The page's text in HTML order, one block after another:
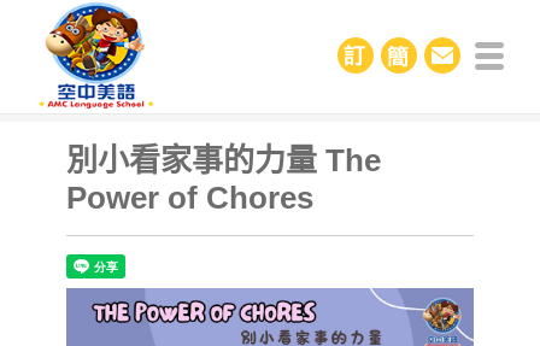
別小看家事的力量 The
Power of Chores